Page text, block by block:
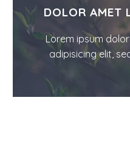
DOLOR AMET
Lorem ipsum
adipisicing elit,